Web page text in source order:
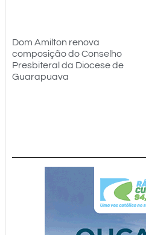
Dom Amilton renova
composição do Conselho
Presbiteral da Diocese de
Guarapuava